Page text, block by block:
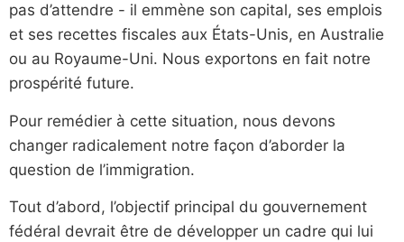
pas d’attendre - il emmène son capital, ses emplois
et ses recettes fiscales aux États-Unis, en Australie
ou au Royaume-Uni. Nous exportons en fait notre
prospérité future.
Pour remédier à cette situation, nous devons
changer radicalement notre façon d’aborder la
question de l’immigration.
Tout d’abord, l’objectif principal du gouvernement
fédéral devrait être de développer un cadre qui lui